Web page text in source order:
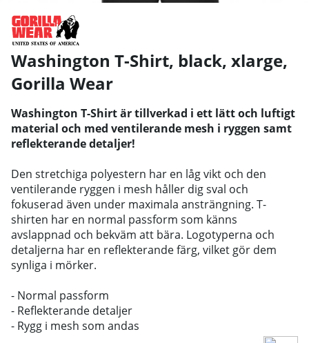
Washington T-Shirt, black, xlarge,
Gorilla Wear
Washington T-Shirt är tillverkad i ett lätt och luftigt
material och med ventilerande mesh i ryggen samt
reflekterande detaljer!
Den stretchiga polyestern har en låg vikt och den
ventilerande ryggen i mesh håller dig sval och
fokuserad även under maximala ansträngning. T-
shirten har en normal passform som känns
avslappnad och bekväm att bära. Logotyperna och
detaljerna har en reflekterande färg, vilket gör dem
synliga i mörker.
- Normal passform
- Reflekterande detaljer
- Rygg i mesh som andas